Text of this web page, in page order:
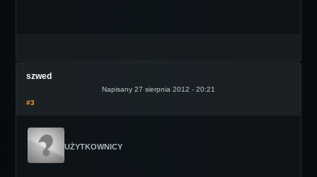
szwed
Napisany 27 sierpnia 2012 - 20:21
#3
UŻYTKOWNICY